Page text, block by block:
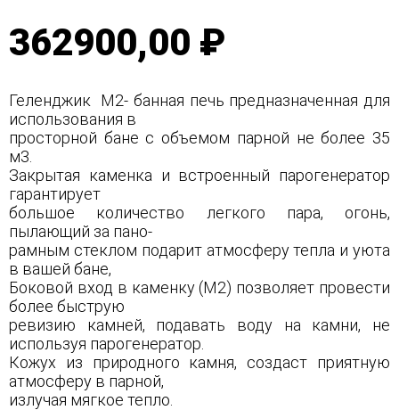
362900,00 ₽
Геленджик М2- банная печь предназначенная для
использования в
просторной бане с объемом парной не более 35
м3.
Закрытая каменка и встроенный парогенератор
гарантирует
большое количество легкого пара, огонь,
пылающий за пано-
рамным стеклом подарит атмосферу тепла и уюта
в вашей бане,
Боковой вход в каменку (М2) позволяет провести
более быструю
ревизию камней, подавать воду на камни, не
используя парогенератор.
Кожух из природного камня, создаст приятную
атмосферу в парной,
излучая мягкое тепло.